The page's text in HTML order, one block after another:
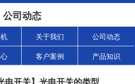
公司动态
关于我们 公司动态
客户案例 产品知识